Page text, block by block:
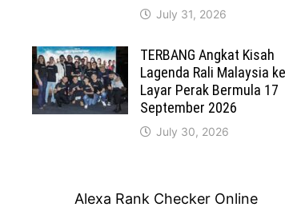
July 31, 2026
TERBANG Angkat Kisah
Lagenda Rali Malaysia ke
Layar Perak Bermula 17
September 2026
July 30, 2026
Alexa Rank Checker Online